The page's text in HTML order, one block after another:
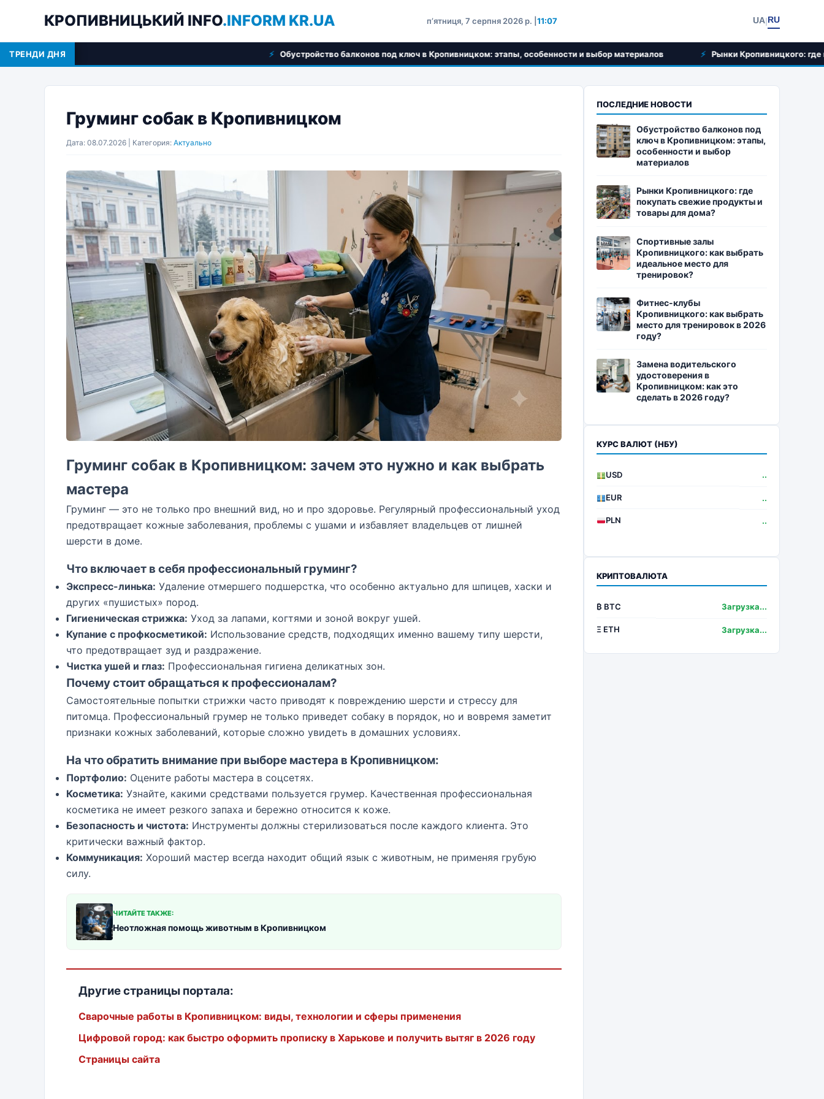
КРОПИВНИЦЬКИЙ INFO.INFORM KR.UA пʼятниця, 7 серпня 2026 р. |11:07 UA|RU
ТРЕНДИ ДНЯ Обустройство балконов под ключ в Кропивницком: этапы, особенности и выбор материалов Рынки Кропивницкого: где покупать
Груминг собак в Кропивницком
Дата: 08.07.2026 | Категория: Актуально
Груминг собак в Кропивницком: зачем это нужно и как выбрать
мастера
Груминг — это не только про внешний вид, но и про здоровье. Регулярный профессиональный уход
предотвращает кожные заболевания, проблемы с ушами и избавляет владельцев от лишней
шерсти в доме.
Что включает в себя профессиональный груминг?
Экспресс-линька: Удаление отмершего подшерстка, что особенно актуально для шпицев, хаски и
других «пушистых» пород.
Гигиеническая стрижка: Уход за лапами, когтями и зоной вокруг ушей.
Купание с профкосметикой: Использование средств, подходящих именно вашему типу шерсти,
что предотвращает зуд и раздражение.
Чистка ушей и глаз: Профессиональная гигиена деликатных зон.
Почему стоит обращаться к профессионалам?
Самостоятельные попытки стрижки часто приводят к повреждению шерсти и стрессу для
питомца. Профессиональный грумер не только приведет собаку в порядок, но и вовремя заметит
признаки кожных заболеваний, которые сложно увидеть в домашних условиях.
На что обратить внимание при выборе мастера в Кропивницком:
Портфолио: Оцените работы мастера в соцсетях.
Косметика: Узнайте, какими средствами пользуется грумер. Качественная профессиональная
косметика не имеет резкого запаха и бережно относится к коже.
Безопасность и чистота: Инструменты должны стерилизоваться после каждого клиента. Это
критически важный фактор.
Коммуникация: Хороший мастер всегда находит общий язык с животным, не применяя грубую
силу.
ЧИТАЙТЕ ТАКЖЕ:
Неотложная помощь животным в Кропивницком
Другие страницы портала:
Сварочные работы в Кропивницком: виды, технологии и сферы применения
Цифровой город: как быстро оформить прописку в Харькове и получить вытяг в 2026 году
Страницы сайта
ПОСЛЕДНИЕ НОВОСТИ
Обустройство балконов под
ключ в Кропивницком: этапы,
особенности и выбор
материалов
Рынки Кропивницкого: где
покупать свежие продукты и
товары для дома?
Спортивные залы
Кропивницкого: как выбрать
идеальное место для
тренировок?
Фитнес-клубы
Кропивницкого: как выбрать
место для тренировок в 2026
году?
Замена водительского
удостоверения в
Кропивницком: как это
сделать в 2026 году?
КУРС ВАЛЮТ (НБУ)
USD ..
EUR ..
PLN ..
КРИПТОВАЛЮТА
₿ BTC Загрузка...
Ξ ETH Загрузка...